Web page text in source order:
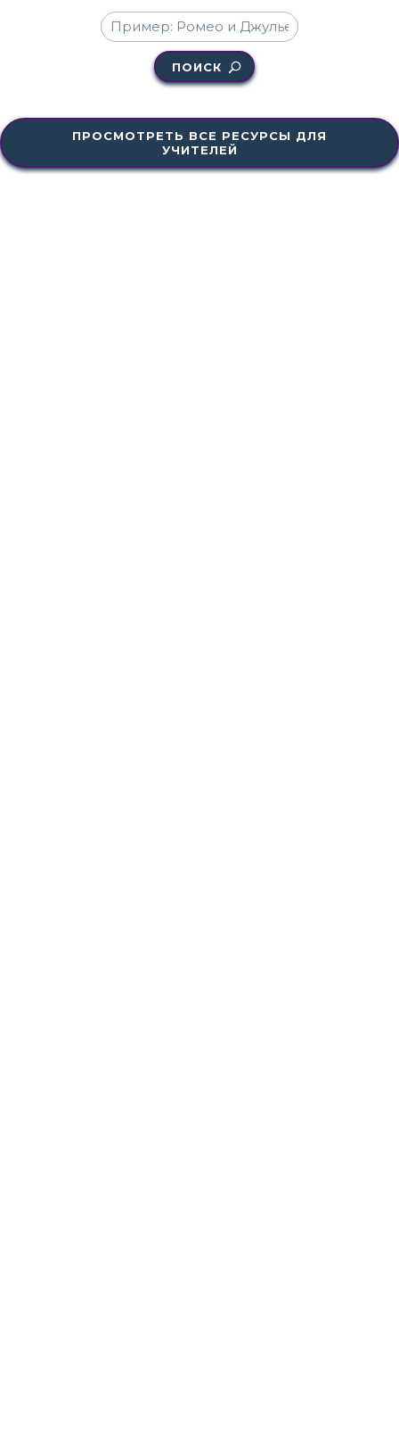
ПОИСК
ПРОСМОТРЕТЬ ВСЕ РЕСУРСЫ ДЛЯ
УЧИТЕЛЕЙ